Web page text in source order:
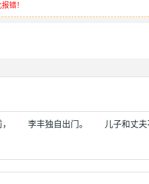
错！
李丰独自出门。 儿子和丈夫